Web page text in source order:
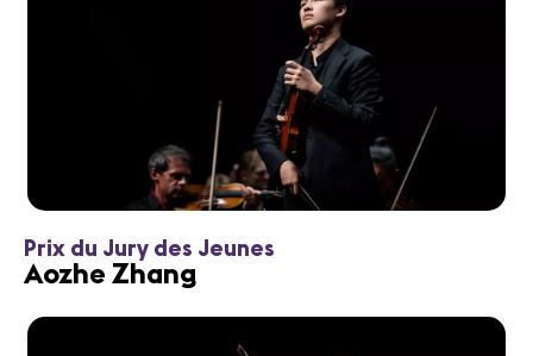
Prix du Jury des Jeunes
Aozhe Zhang